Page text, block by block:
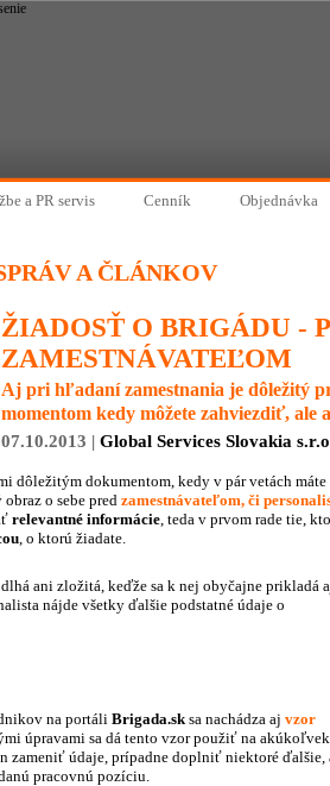
a PR servis Cenník Objednávka
A ČLÁNKOV
ŽIADOSŤ O BRIGÁDU -
ZAMESTNÁVATEĽOM
Aj pri hľadaní zamestnania je dôležitý
momentom kedy môžete zahviezdiť, ale
07.10.2013 | Global Services Slovakia
dôležitým dokumentom, kedy v pár vetách máte
o sebe pred zamestnávateľom, či
relevantné informácie, teda v prvom rade tie,
, o ktorú žiadate.
ani zložitá, keďže sa k nej obyčajne prikladá
nájde všetky ďalšie podstatné údaje o
na portáliBrigada.sksa nachádza aj vzor
úpravami sa dá tento vzor použiť na akúkoľvek
zameniť údaje, prípadne doplniť niektoré ďalšie,
pracovnú pozíciu.